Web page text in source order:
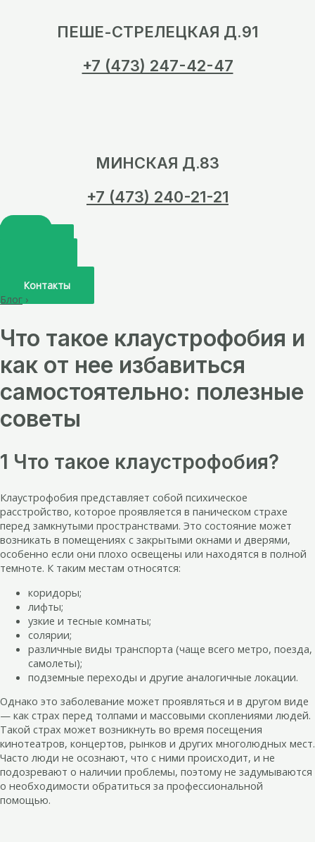
ПЕШЕ-СТРЕЛЕЦКАЯ Д.91
+7 (473) 247-42-47
МИНСКАЯ Д.83
+7 (473) 240-21-21
Контакты
Блог ›
Что такое клаустрофобия и
как от нее избавиться
самостоятельно: полезные
советы
1 Что такое клаустрофобия?
Клаустрофобия представляет собой психическое
расстройство, которое проявляется в паническом страхе
перед замкнутыми пространствами. Это состояние может
возникать в помещениях с закрытыми окнами и дверями,
особенно если они плохо освещены или находятся в полной
темноте. К таким местам относятся:
коридоры;
лифты;
узкие и тесные комнаты;
солярии;
различные виды транспорта (чаще всего метро, поезда,
самолеты);
подземные переходы и другие аналогичные локации.
Однако это заболевание может проявляться и в другом виде
— как страх перед толпами и массовыми скоплениями людей.
Такой страх может возникнуть во время посещения
кинотеатров, концертов, рынков и других многолюдных мест.
Часто люди не осознают, что с ними происходит, и не
подозревают о наличии проблемы, поэтому не задумываются
о необходимости обратиться за профессиональной
помощью.